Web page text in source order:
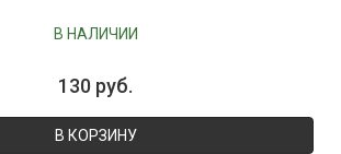
В НАЛИЧИИ
130 руб.
В КОРЗИНУ